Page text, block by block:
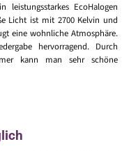
EcoHalogen
Licht ist mit 2700 Kelvin und
eine wohnliche Atmosphäre.
hervorragend. Durch
kann man sehr schöne